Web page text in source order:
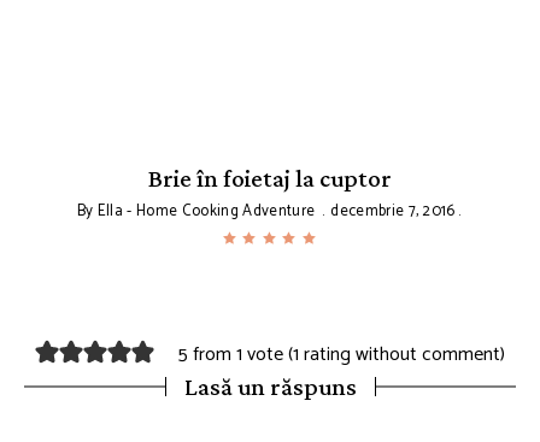
Brie în foietaj la cuptor
ByElla - Home Cooking Adventure decembrie 7, 2016
5 from 1 vote (1 rating without comment)
Lasă un răspuns